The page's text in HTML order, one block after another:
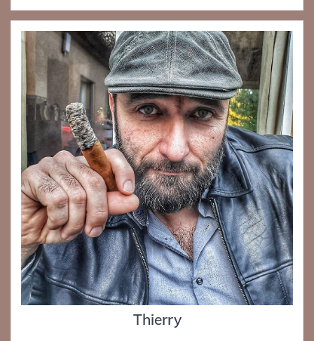
Thierry